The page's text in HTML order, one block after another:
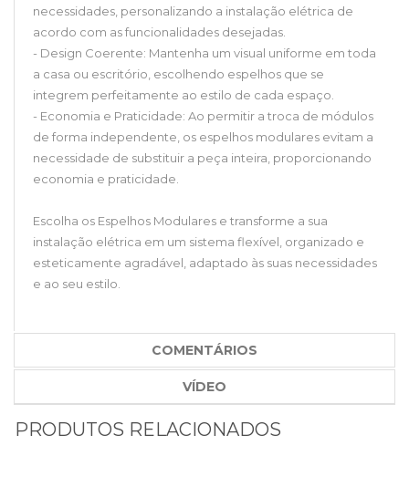
necessidades, personalizando a instalação elétrica de
acordo com as funcionalidades desejadas.
- Design Coerente: Mantenha um visual uniforme em toda
a casa ou escritório, escolhendo espelhos que se
integrem perfeitamente ao estilo de cada espaço.
- Economia e Praticidade: Ao permitir a troca de módulos
de forma independente, os espelhos modulares evitam a
necessidade de substituir a peça inteira, proporcionando
economia e praticidade.
Escolha os Espelhos Modulares e transforme a sua
instalação elétrica em um sistema flexível, organizado e
esteticamente agradável, adaptado às suas necessidades
e ao seu estilo.
COMENTÁRIOS
VÍDEO
PRODUTOS RELACIONADOS